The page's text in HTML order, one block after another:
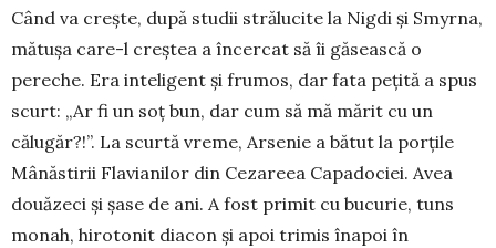
Când va crește, după studii strălucite la Nigdi și Smyrna,
mătușa care-l creștea a încercat să îi găsească o
pereche. Era inteligent și frumos, dar fata pețită a spus
scurt: „Ar fi un soț bun, dar cum să mă mărit cu un
călugăr?!”. La scurtă vreme, Arsenie a bătut la porțile
Mânăstirii Flavianilor din Cezareea Capadociei. Avea
două­zeci și șase de ani. A fost primit cu bucurie, tuns
monah, hirotonit diacon și apoi trimis înapoi în